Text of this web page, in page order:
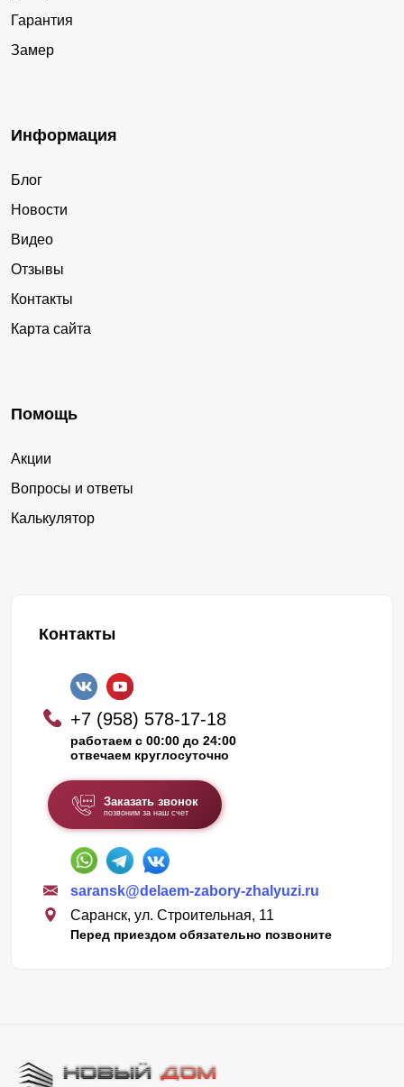
Гарантия
Замер
Информация
Блог
Новости
Видео
Отзывы
Контакты
Карта сайта
Помощь
Акции
Вопросы и ответы
Калькулятор
Контакты
+7 (958) 578-17-18
работаем с 00:00 до 24:00
отвечаем круглосуточно
Заказать звонок
позвоним за наш счет
saransk@delaem-zabory-zhalyuzi.ru
Саранск, ул. Строительная, 11
Перед приездом обязательно позвоните